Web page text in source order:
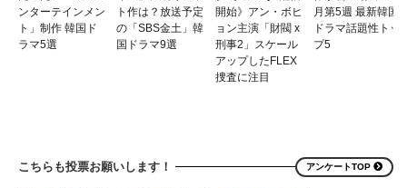
ンターテインメン
ト」制作 韓国ド
ラマ5選
ト作は？放送予定
の「SBS金土」韓
国ドラマ9選
開始》アン・ボヒ
ョン主演「財閥 x
刑事2」スケール
アップしたFLEX
捜査に注目
月第5週 最新韓国
ドラマ話題性トッ
プ5
こちらも投票お願いします！ アンケートTOP